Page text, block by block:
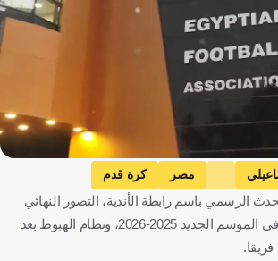
مصر كرة قدم
الرسمي باسم رابطة الأندية، التصور النهائي
لشكل الدوري المصري في الموسم الجديد 2025-2026، ونظام الهبوط بعد